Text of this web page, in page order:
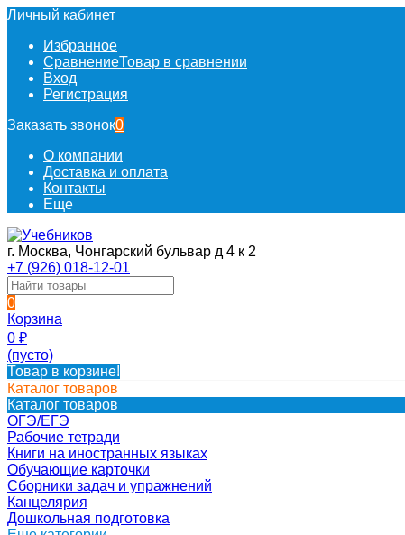
Личный кабинет
Избранное
СравнениеТовар в сравнении
Вход
Регистрация
Заказать звонок0
О компании
Доставка и оплата
Контакты
Еще
г. Москва, Чонгарский бульвар д 4 к 2
+7 (926) 018-12-01
0
Корзина
0 ₽
(пусто)
Товар в корзине!
Каталог товаров
Каталог товаров
ОГЭ/ЕГЭ
Рабочие тетради
Книги на иностранных языках
Обучающие карточки
Сборники задач и упражнений
Канцелярия
Дошкольная подготовка